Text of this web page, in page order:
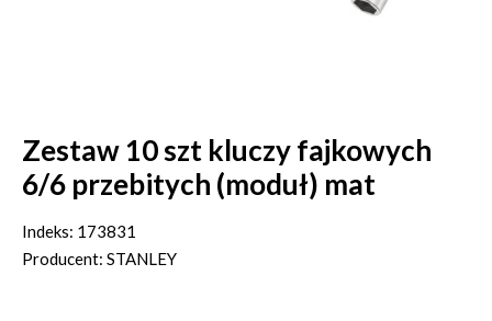
Zestaw 10 szt kluczy fajkowych
6/6 przebitych (moduł) mat
Indeks: 173831
Producent: STANLEY